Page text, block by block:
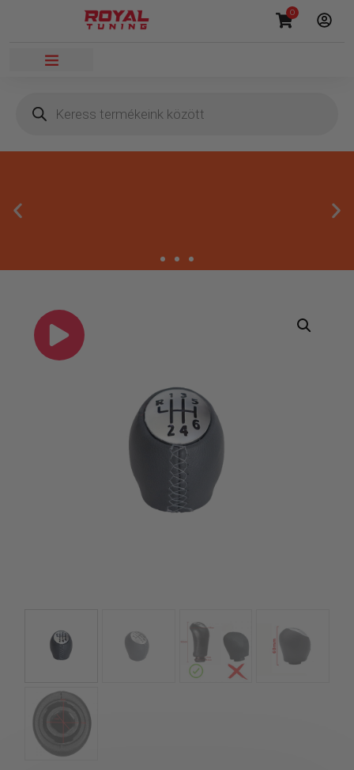
0
Kínálatunkban kizárólag olyan termékek
szerepelnek, amelyekben mi is bízunk.